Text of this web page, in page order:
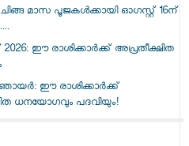
മാസ പൂജകൾക്കായി ഓഗസ്റ്റ് 16ന്
2026: ഈ രാശിക്കാർക്ക് അപ്രതീക്ഷിത
ഈ രാശിക്കാർക്ക്
ധനയോഗവും പദവിയും!